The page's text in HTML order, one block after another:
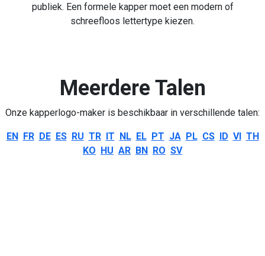
publiek. Een formele kapper moet een modern of
schreefloos lettertype kiezen.
Meerdere Talen
Onze kapperlogo-maker is beschikbaar in verschillende talen:
EN FR DE ES RU TR IT NL EL PT JA PL CS ID VI TH
KO HU AR BN RO SV